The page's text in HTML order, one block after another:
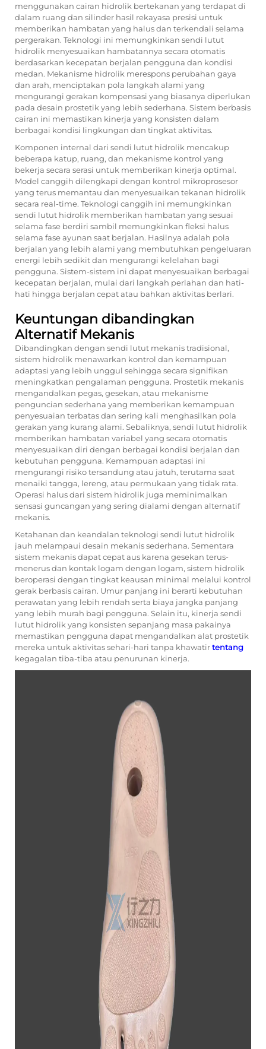
menggunakan cairan hidrolik bertekanan yang terdapat di
dalam ruang dan silinder hasil rekayasa presisi untuk
memberikan hambatan yang halus dan terkendali selama
pergerakan. Teknologi ini memungkinkan sendi lutut
hidrolik menyesuaikan hambatannya secara otomatis
berdasarkan kecepatan berjalan pengguna dan kondisi
medan. Mekanisme hidrolik merespons perubahan gaya
dan arah, menciptakan pola langkah alami yang
mengurangi gerakan kompensasi yang biasanya diperlukan
pada desain prostetik yang lebih sederhana. Sistem berbasis
cairan ini memastikan kinerja yang konsisten dalam
berbagai kondisi lingkungan dan tingkat aktivitas.
Komponen internal dari sendi lutut hidrolik mencakup
beberapa katup, ruang, dan mekanisme kontrol yang
bekerja secara serasi untuk memberikan kinerja optimal.
Model canggih dilengkapi dengan kontrol mikroprosesor
yang terus memantau dan menyesuaikan tekanan hidrolik
secara real-time. Teknologi canggih ini memungkinkan
sendi lutut hidrolik memberikan hambatan yang sesuai
selama fase berdiri sambil memungkinkan fleksi halus
selama fase ayunan saat berjalan. Hasilnya adalah pola
berjalan yang lebih alami yang membutuhkan pengeluaran
energi lebih sedikit dan mengurangi kelelahan bagi
pengguna. Sistem-sistem ini dapat menyesuaikan berbagai
kecepatan berjalan, mulai dari langkah perlahan dan hati-
hati hingga berjalan cepat atau bahkan aktivitas berlari.
Keuntungan dibandingkan
Alternatif Mekanis
Dibandingkan dengan sendi lutut mekanis tradisional,
sistem hidrolik menawarkan kontrol dan kemampuan
adaptasi yang lebih unggul sehingga secara signifikan
meningkatkan pengalaman pengguna. Prostetik mekanis
mengandalkan pegas, gesekan, atau mekanisme
penguncian sederhana yang memberikan kemampuan
penyesuaian terbatas dan sering kali menghasilkan pola
gerakan yang kurang alami. Sebaliknya, sendi lutut hidrolik
memberikan hambatan variabel yang secara otomatis
menyesuaikan diri dengan berbagai kondisi berjalan dan
kebutuhan pengguna. Kemampuan adaptasi ini
mengurangi risiko tersandung atau jatuh, terutama saat
menaiki tangga, lereng, atau permukaan yang tidak rata.
Operasi halus dari sistem hidrolik juga meminimalkan
sensasi guncangan yang sering dialami dengan alternatif
mekanis.
Ketahanan dan keandalan teknologi sendi lutut hidrolik
jauh melampaui desain mekanis sederhana. Sementara
sistem mekanis dapat cepat aus karena gesekan terus-
menerus dan kontak logam dengan logam, sistem hidrolik
beroperasi dengan tingkat keausan minimal melalui kontrol
gerak berbasis cairan. Umur panjang ini berarti kebutuhan
perawatan yang lebih rendah serta biaya jangka panjang
yang lebih murah bagi pengguna. Selain itu, kinerja sendi
lutut hidrolik yang konsisten sepanjang masa pakainya
memastikan pengguna dapat mengandalkan alat prostetik
mereka untuk aktivitas sehari-hari tanpa khawatirtentang
kegagalan tiba-tiba atau penurunan kinerja.